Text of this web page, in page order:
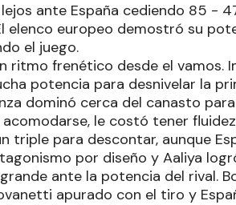
ante España cediendo 85 -
elenco europeo demostró su
el juego.
ritmo frenético desde el vamos.
potencia para desnivelar la
dominó cerca del canasto
le costó tener
triple para descontar, aunque
por diseño y Aaliya
ante la potencia del rival.
apurado con el tiro y